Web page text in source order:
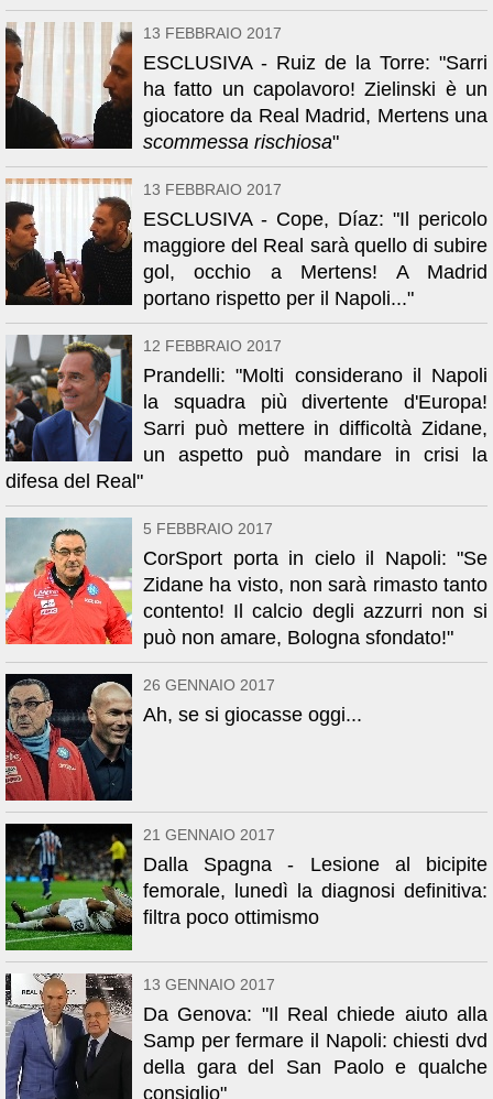
13 FEBBRAIO 2017
ESCLUSIVA - Ruiz de la Torre: "Sarri
ha fatto un capolavoro! Zielinski è un
giocatore da Real Madrid, Mertens una
scommessa rischiosa"
13 FEBBRAIO 2017
ESCLUSIVA - Cope, Díaz: "Il pericolo
maggiore del Real sarà quello di subire
gol, occhio a Mertens! A Madrid
portano rispetto per il Napoli..."
12 FEBBRAIO 2017
Prandelli: "Molti considerano il Napoli
la squadra più divertente d'Europa!
Sarri può mettere in difficoltà Zidane,
un aspetto può mandare in crisi la
difesa del Real"
5 FEBBRAIO 2017
CorSport porta in cielo il Napoli: "Se
Zidane ha visto, non sarà rimasto tanto
contento! Il calcio degli azzurri non si
può non amare, Bologna sfondato!"
26 GENNAIO 2017
Ah, se si giocasse oggi...
21 GENNAIO 2017
Dalla Spagna - Lesione al bicipite
femorale, lunedì la diagnosi definitiva:
filtra poco ottimismo
13 GENNAIO 2017
Da Genova: "Il Real chiede aiuto alla
Samp per fermare il Napoli: chiesti dvd
della gara del San Paolo e qualche
consiglio"